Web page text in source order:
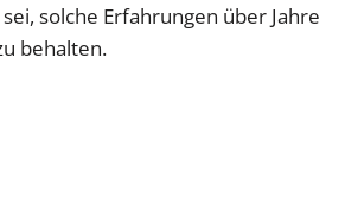
solche Erfahrungen über Jahre
behalten.